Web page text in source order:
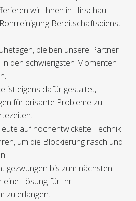
wir Ihnen in Hirschau
Bereitschaftsdienst
bleiben unsere Partner
den schwierigsten Momenten
ist eigens dafür gestaltet,
für brisante Probleme zu
auf hochentwickelte Technik
um die Blockierung rasch und
gezwungen bis zum nächsten
eine Lösung für Ihr
zu erlangen.